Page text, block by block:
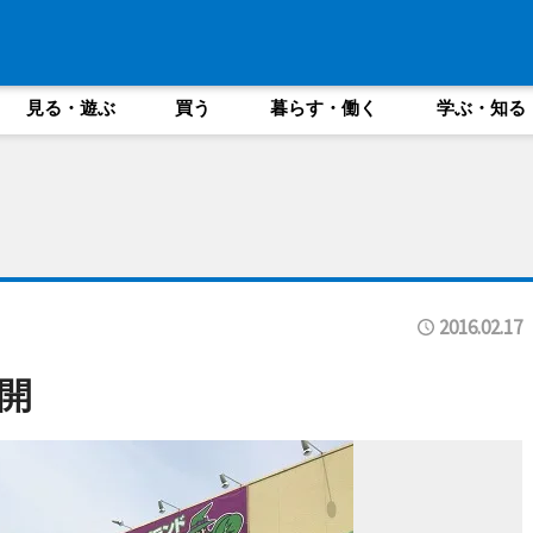
見る・遊ぶ 買う 暮らす・働く 学ぶ・知る
2016.02.17